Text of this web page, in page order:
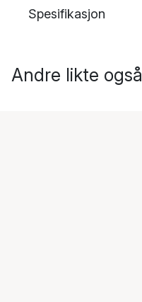
Spesifikasjon
Andre likte også